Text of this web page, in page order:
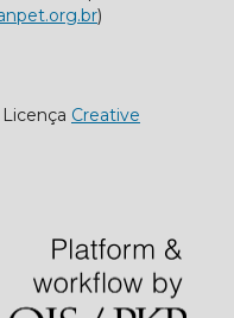
)
Creative